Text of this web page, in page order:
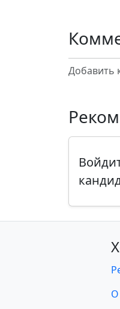
Добавить
О